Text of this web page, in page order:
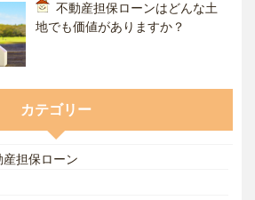
不動産担保ローンはどんな土
地でも価値がありますか？
カテゴリー
産担保ローン